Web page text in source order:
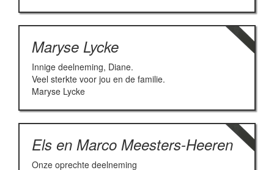
Maryse Lycke
Innige deelneming, Diane.
Veel sterkte voor jou en de familie.
Maryse Lycke
Els en Marco Meesters-Heeren
Onze oprechte deelneming